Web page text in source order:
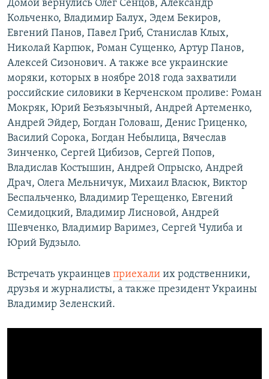
Домой вернулись Олег Сенцов, Александр
Кольченко, Владимир Балух, Эдем Бекиров,
Евгений Панов, Павел Гриб, Станислав Клых,
Николай Карпюк, Роман Сущенко, Артур Панов,
Алексей Сизонович. А также все украинские
моряки, которых в ноябре 2018 года захватили
российские силовики в Керченском проливе: Роман
Мокряк, Юрий Безъязычный, Андрей Артеменко,
Андрей Эйдер, Богдан Головаш, Денис Гриценко,
Василий Сорока, Богдан Небылица, Вячеслав
Зинченко, Сергей Цибизов, Сергей Попов,
Владислав Костышин, Андрей Опрыско, Андрей
Драч, Олега Мельничук, Михаил Власюк, Виктор
Беспальченко, Владимир Терещенко, Евгений
Семидоцкий, Владимир Лисновой, Андрей
Шевченко, Владимир Варимез, Сергей Чулиба и
Юрий Будзыло.
Встречать украинцев приехали их родственники,
друзья и журналисты, а также президент Украины
Владимир Зеленский.